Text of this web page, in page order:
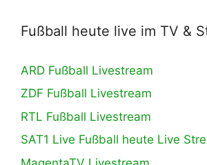
Fußball heute live im TV &
ARD Fußball Livestream
ZDF Fußball Livestream
RTL Fußball Livestream
SAT1 Live Fußball heute Live